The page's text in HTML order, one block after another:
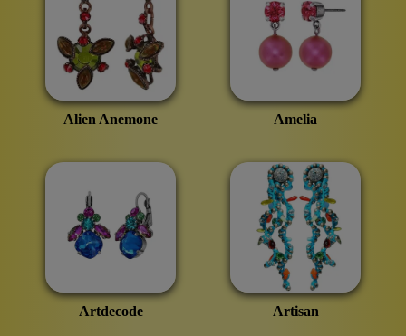
Alien Anemone Amelia
Artdecode Artisan